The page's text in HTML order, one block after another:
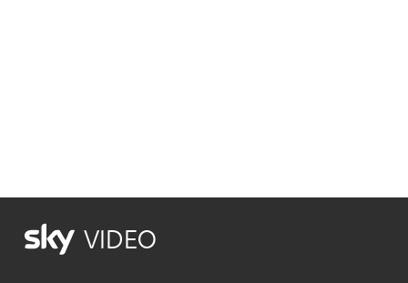
VIDEO